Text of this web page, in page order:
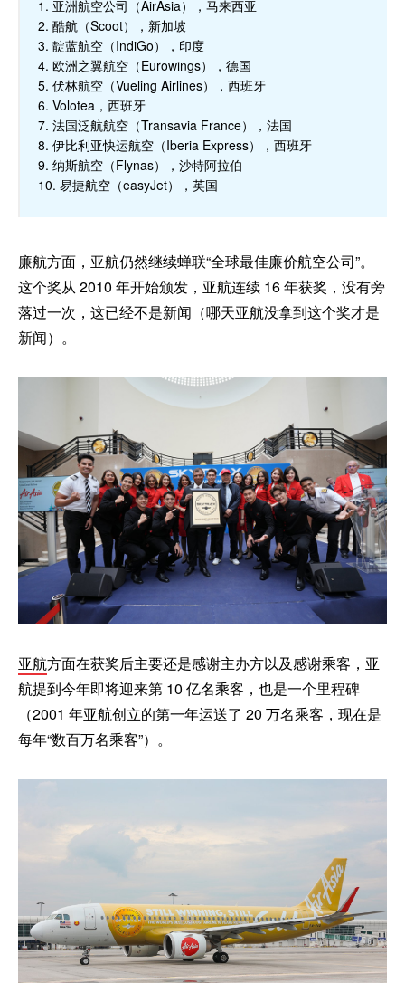
1. 亚洲航空公司（AirAsia），马来西亚
2. 酷航（Scoot），新加坡
3. 靛蓝航空（IndiGo），印度
4. 欧洲之翼航空（Eurowings），德国
5. 伏林航空（Vueling Airlines），西班牙
6. Volotea，西班牙
7. 法国泛航航空（Transavia France），法国
8. 伊比利亚快运航空（Iberia Express），西班牙
9. 纳斯航空（Flynas），沙特阿拉伯
10. 易捷航空（easyJet），英国
廉航方面，亚航仍然继续蝉联“全球最佳廉价航空公司”。
这个奖从 2010 年开始颁发，亚航连续 16 年获奖，没有旁
落过一次，这已经不是新闻（哪天亚航没拿到这个奖才是
新闻）。
亚航方面在获奖后主要还是感谢主办方以及感谢乘客，亚
航提到今年即将迎来第 10 亿名乘客，也是一个里程碑
（2001 年亚航创立的第一年运送了 20 万名乘客，现在是
每年“数百万名乘客”）。